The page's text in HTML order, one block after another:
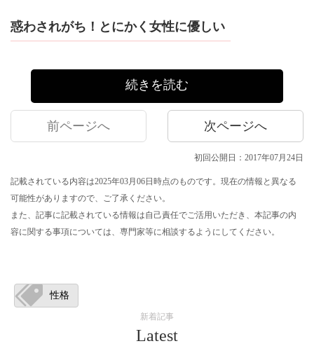
惑わされがち！とにかく女性に優しい
続きを読む
前ページへ 次ページへ
初回公開日：2017年07月24日
記載されている内容は2025年03月06日時点のものです。現在の情報と異なる
可能性がありますので、ご了承ください。
また、記事に記載されている情報は自己責任でご活用いただき、本記事の内
容に関する事項については、専門家等に相談するようにしてください。
性格
新着記事
Latest